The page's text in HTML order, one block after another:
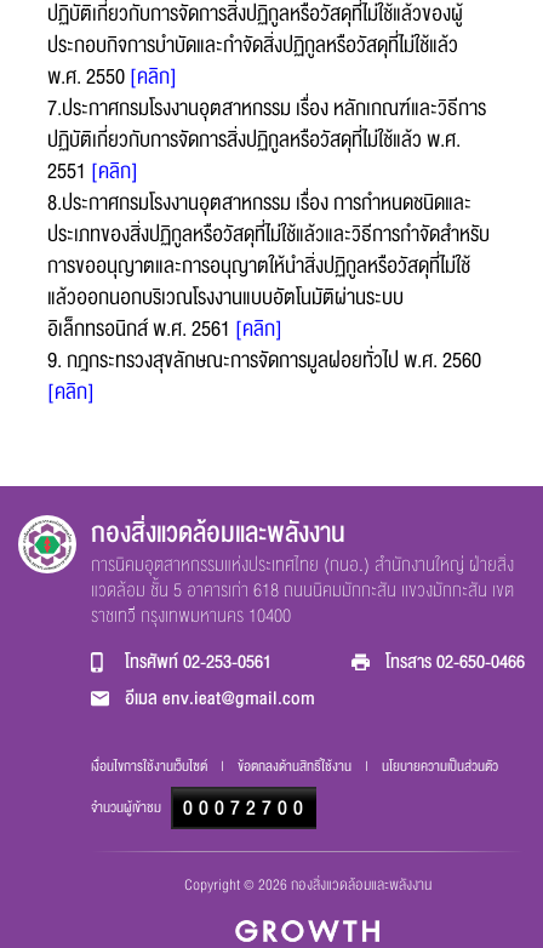
ปฏิบัติเกี่ยวกับการจัดการสิ่งปฏิกูลหรือวัสดุที่ไม่ใช้แล้วของผู้
ประกอบกิจการบำบัดและกำจัดสิ่งปฏิกูลหรือวัสดุที่ไม่ใช้แล้ว
พ.ศ. 2550[คลิก]
7.ประกาศกรมโรงงานอุตสาหกรรม เรื่อง หลักเกณฑ์และวิธีการ
ปฏิบัติเกี่ยวกับการจัดการสิ่งปฏิกูลหรือวัสดุที่ไม่ใช้แล้ว พ.ศ.
2551 [คลิก]
8.ประกาศกรมโรงงานอุตสาหกรรม เรื่อง การกำหนดชนิดและ
ประเภทของสิ่งปฏิกูลหรือวัสดุที่ไม่ใช้แล้วและวิธีการกำจัดสำหรับ
การขออนุญาตและการอนุญาตให้นำสิ่งปฏิกูลหรือวัสดุที่ไม่ใช้
แล้วออกนอกบริเวณโรงงานแบบอัตโนมัติผ่านระบบ
อิเล็กทรอนิกส์ พ.ศ. 2561 [คลิก]
9. กฎกระทรวงสุขลักษณะการจัดการมูลฝอยทั่วไป พ.ศ. 2560
[คลิก]
เบอร์โทรศัพท์ :
ข้อความ* :
กองสิ่งแวดล้อมและพลังงาน
การนิคมอุตสาหกรรมแห่งประเทศไทย (กนอ.) สำนักงานใหญ่ ฝ่ายสิ่ง
แวดล้อม ชั้น 5 อาคารเก่า 618 ถนนนิคมมักกะสัน เเขวงมักกะสัน เขต
ราชเทวี กรุงเทพมหานคร 10400
โทรศัพท์02-253-0561 โทรสาร02-650-0466
อีเมลenv.ieat@gmail.com
เงื่อนไขการใช้งานเว็บไซต์ | ข้อตกลงด้านสิทธิ์ใช้งาน | นโยบายความเป็นส่วนตัว
จำนวนผู้เข้าชม
00072700
Copyright © 2026 กองสิ่งแวดล้อมและพลังงาน